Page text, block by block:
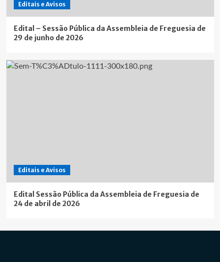
Editais e Avisos
Edital – Sessão Pública da Assembleia de Freguesia de
29 de junho de 2026
Editais e Avisos
Edital Sessão Pública da Assembleia de Freguesia de
24 de abril de 2026